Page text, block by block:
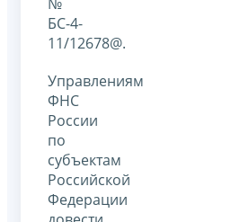
БС-4-
11/12678@.
Управлениям
ФНС
России
по
субъектам
Российской
Федерации